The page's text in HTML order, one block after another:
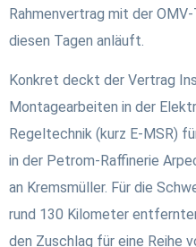
Rahmenvertrag mit der
diesen Tagen anläuft.
Konkret deckt der Vertrag
Montagearbeiten in der
Regeltechnik (kurz E-MSR)
in der Petrom-Raffinerie
an Kremsmüller. Für die
rund 130 Kilometer
den Zuschlag für eine Reihe